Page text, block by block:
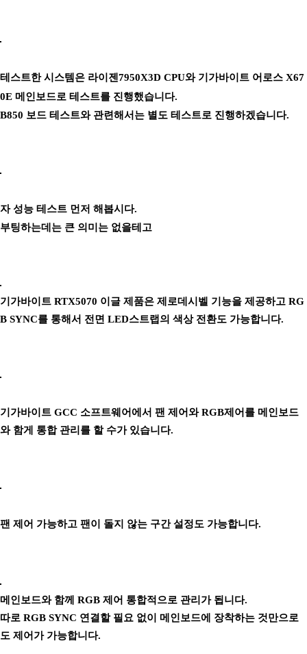
테스트한 시스템은 라이젠7950X3D CPU와 기가바이트 어로스 X67
0E 메인보드로 테스트를 진행했습니다.
B850 보드 테스트와 관련해서는 별도 테스트로 진행하겠습니다.
자 성능 테스트 먼저 해봅시다.
부팅하는데는 큰 의미는 없을테고
기가바이트 RTX5070 이글 제품은 제로데시벨 기능을 제공하고 RG
B SYNC를 통해서 전면 LED스트랩의 색상 전환도 가능합니다.
기가바이트 GCC 소프트웨어에서 팬 제어와 RGB제어를 메인보드
와 함게 통합 관리를 할 수가 있습니다.
팬 제어 가능하고 팬이 돌지 않는 구간 설정도 가능합니다.
메인보드와 함께 RGB 제어 통합적으로 관리가 됩니다.
따로 RGB SYNC 연결할 필요 없이 메인보드에 장착하는 것만으로
도 제어가 가능합니다.